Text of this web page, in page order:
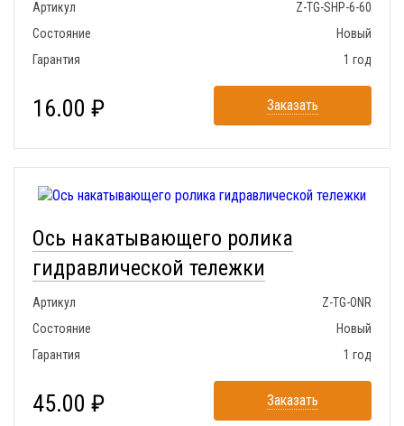
Артикул
Z-TG-SHP-6-60
Состояние
Новый
Гарантия
1 год
16.00 ₽ Заказать
Ось накатывающего ролика
гидравлической тележки
Артикул
Z-TG-ONR
Состояние
Новый
Гарантия
1 год
45.00 ₽ Заказать